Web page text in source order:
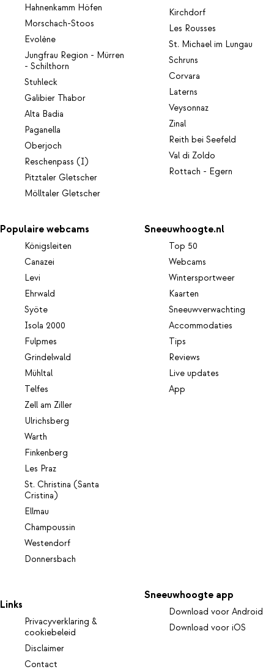
Hahnenkamm Höfen
Morschach-Stoos
Evolène
Jungfrau Region - Mürren
- Schilthorn
Stuhleck
Galibier Thabor
Alta Badia
Paganella
Oberjoch
Reschenpass (I)
Pitztaler Gletscher
Mölltaler Gletscher
Kirchdorf
Les Rousses
St. Michael im Lungau
Schruns
Corvara
Laterns
Veysonnaz
Zinal
Reith bei Seefeld
Val di Zoldo
Rottach - Egern
Populaire webcams
Königsleiten
Canazei
Levi
Ehrwald
Syöte
Isola 2000
Fulpmes
Grindelwald
Mühltal
Telfes
Zell am Ziller
Ulrichsberg
Warth
Finkenberg
Les Praz
St. Christina (Santa
Cristina)
Ellmau
Champoussin
Westendorf
Donnersbach
Sneeuwhoogte.nl
Top 50
Webcams
Wintersportweer
Kaarten
Sneeuwverwachting
Accommodaties
Tips
Reviews
Live updates
App
Links
Privacyverklaring &
cookiebeleid
Disclaimer
Contact
Sneeuwhoogte app
Download voor Android
Download voor iOS